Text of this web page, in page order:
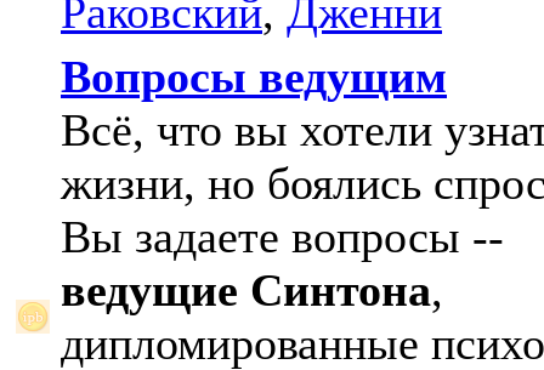
Раковский, Дженни
Вопросы ведущим
Всё, что вы хотели
жизни, но боялись
Вы задаете вопросы --
ведущие Синтона,
дипломированные